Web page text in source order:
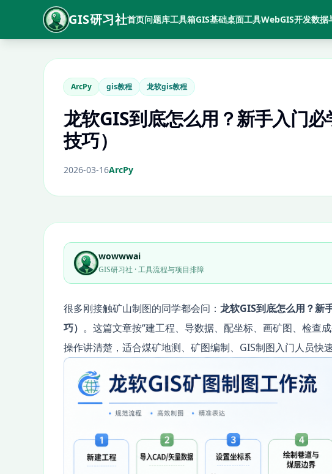
GIS研习社首页问题库工具箱GIS基础桌面工具WebGIS开发数据
ArcPy gis教程 龙软gis教程
龙软GIS到底怎么用？新手入门
技巧）
2026-03-16ArcPy
wowwwai
GIS研习社 · 工具流程与项目排障
很多刚接触矿山制图的同学都会问： 龙软GIS到底怎么用？新
巧） 。这篇文章按“建工程、导数据、配坐标、画矿图、检查
操作讲清楚，适合煤矿地测、矿图编制、GIS制图入门人员快